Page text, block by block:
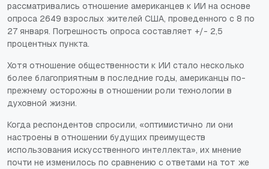
рассматривались отношение американцев к ИИ на основе
опроса 2649 взрослых жителей США, проведенного с 8 по
27 января. Погрешность опроса составляет +/- 2,5
процентных пункта.
Хотя отношение общественности к ИИ стало несколько
более благоприятным в последние годы, американцы по-
прежнему осторожны в отношении роли технологии в
духовной жизни.
Когда респондентов спросили, «оптимистично ли они
настроены в отношении будущих преимуществ
использования искусственного интеллекта», их мнение
почти не изменилось по сравнению с ответами на тот же